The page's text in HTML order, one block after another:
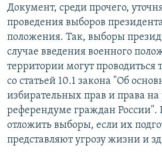
Документ, среди прочего,
проведения выборов
положения. Так, выборы
случае введения военного
территории могут проводиться
со статьей 10.1 закона "Об
избирательных прав и права на
референдуме граждан
отложить выборы, если их
представляют угрозу жизни и